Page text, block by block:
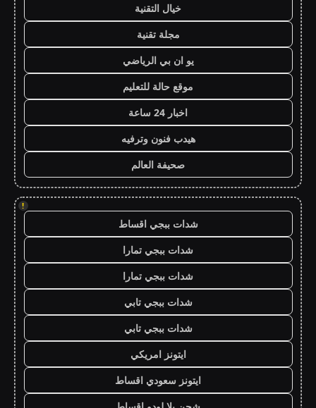
خيال التقنية
مجلة تقنية
يو ان بي الرياضي
موقع حالة للتعليم
اخبار 24 ساعة
هيدب فنون وترفيه
صحيفة العالم
!
شدات ببجي اقساط
شدات ببجي تمارا
شدات ببجي تمارا
شدات ببجي تابي
شدات ببجي تابي
ايتونز امريكي
ايتونز سعودي اقساط